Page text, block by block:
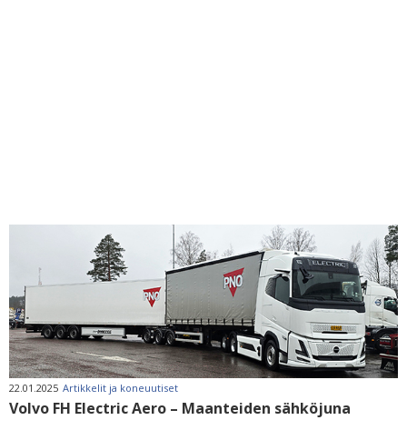
22.01.2025 Artikkelit ja koneuutiset
Volvo FH Electric Aero – Maanteiden sähköjuna